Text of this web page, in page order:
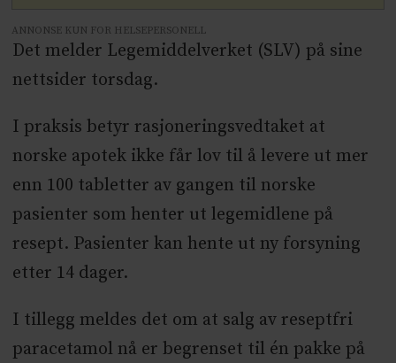
ANNONSE KUN FOR HELSEPERSONELL
Det melder Legemiddelverket (SLV) på sine
nettsider torsdag.
I praksis betyr rasjoneringsvedtaket at
norske apotek ikke får lov til å levere ut mer
enn 100 tabletter av gangen til norske
pasienter som henter ut legemidlene på
resept. Pasienter kan hente ut ny forsyning
etter 14 dager.
I tillegg meldes det om at salg av reseptfri
paracetamol nå er begrenset til én pakke på